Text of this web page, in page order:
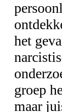
het
groep
maar